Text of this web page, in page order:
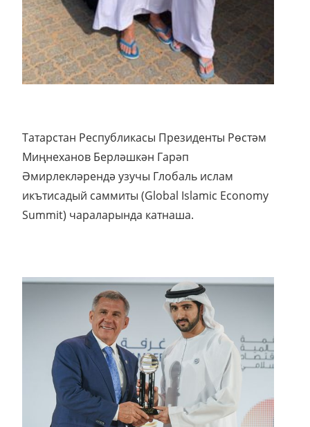
Татарстан Республикасы Президенты Рөстәм
Миңнеханов Берләшкән Гарәп
Әмирлекләрендә узучы Глобаль ислам
икътисадый саммиты (Global Islamic Economy
Summit) чараларында катнаша.